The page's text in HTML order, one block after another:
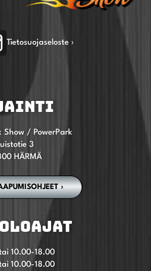
Tietosuojaseloste ›
Show / PowerPark
3
HÄRMÄ
›
10.00-18.00
10.00-18.00